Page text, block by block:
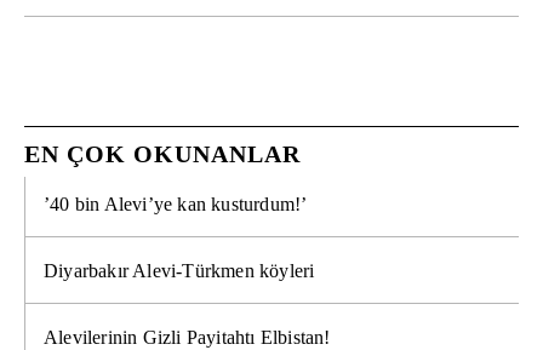
EN ÇOK OKUNANLAR
’40 bin Alevi’ye kan kusturdum!’
Diyarbakır Alevi-Türkmen köyleri
Alevilerinin Gizli Payitahtı Elbistan!